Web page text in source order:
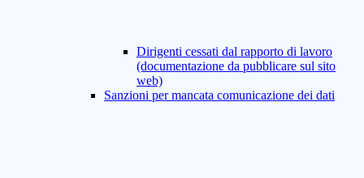
Dirigenti cessati dal rapporto di lavoro
(documentazione da pubblicare sul sito
web)
Sanzioni per mancata comunicazione dei dati